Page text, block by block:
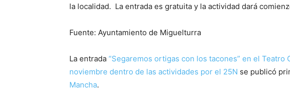
la localidad. La entrada es gratuita y la actividad dará
Fuente: Ayuntamiento de Miguelturra
La entrada “Segaremos ortigas con los tacones” en el Teatro
noviembre dentro de las actividades por el 25N se publicó
Mancha.